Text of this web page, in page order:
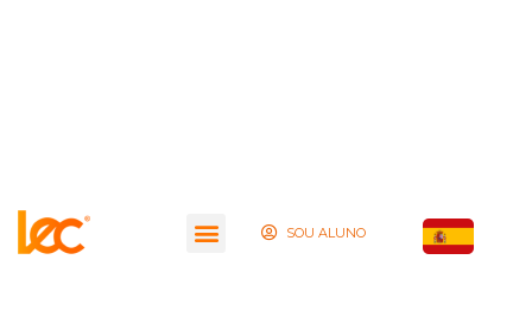
SOU ALUNO